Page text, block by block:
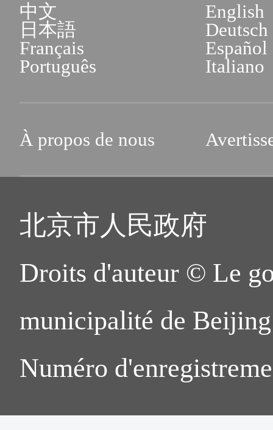
中文
English
日本語
Deutsch
Français
Español
Português
Italiano
À propos de nous
北京市人民政府
Droits d'auteur © Le
municipalité de
Numéro